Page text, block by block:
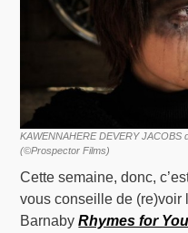
KAWENNAHERE DEVERY JACOBS
(©Prospector Films)
Cette semaine, donc,
vous conseille de (re)voir
BarnabyRhymes for